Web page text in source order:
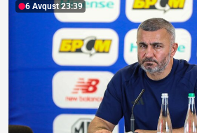
6 Avqust 23:39